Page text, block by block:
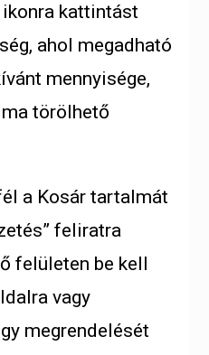
kattintást
ahol megadható
mennyisége,
törölhető
a Kosár tartalmát
feliratra
felületen be kell
vagy
megrendelését